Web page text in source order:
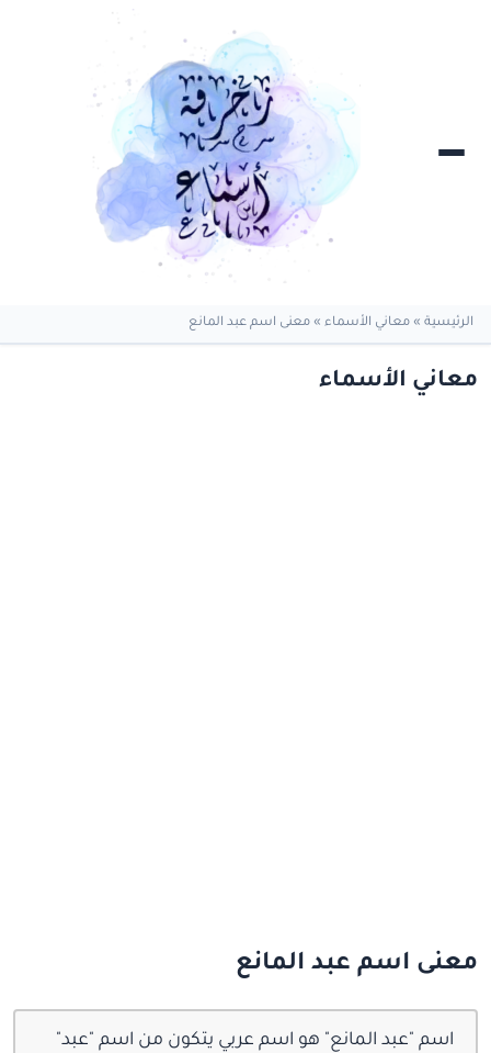
الرئيسية » معاني الأسماء » معنى اسم عبد المانع
معاني الأسماء
معنى اسم عبد المانع
اسم "عبد المانع" هو اسم عربي يتكون من اسم "عبد"